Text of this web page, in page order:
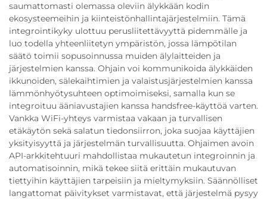
saumattomasti olemassa oleviin älykkään kodin
ekosysteemeihin ja kiinteistönhallintajärjestelmiin. Tämä
integrointikyky ulottuu perusliitettävyyttä pidemmälle ja
luo todella yhteenliitetyn ympäristön, jossa lämpötilan
säätö toimii sopusoinnussa muiden älylaitteiden ja
järjestelmien kanssa. Ohjain voi kommunikoida älykkäiden
ikkunoiden, sälekaihtimien ja valaistusjärjestelmien kanssa
lämmönhyötysuhteen optimoimiseksi, samalla kun se
integroituu ääniavustajien kanssa handsfree-käyttöä varten.
Vankka WiFi-yhteys varmistaa vakaan ja turvallisen
etäkäytön sekä salatun tiedonsiirron, joka suojaa käyttäjien
yksityisyyttä ja järjestelmän turvallisuutta. Ohjaimen avoin
API-arkkitehtuuri mahdollistaa mukautetun integroinnin ja
automatisoinnin, mikä tekee siitä erittäin mukautuvan
tiettyihin käyttäjien tarpeisiin ja mieltymyksiin. Säännölliset
langattomat päivitykset varmistavat, että järjestelmä pysyy